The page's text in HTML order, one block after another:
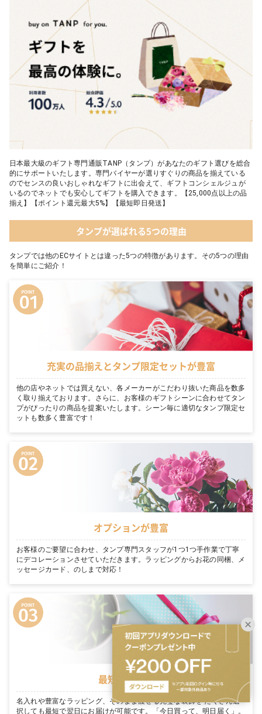
日本最大級のギフト専門通販TANP（タンプ）があなたのギフト選びを総合
的にサポートいたします。専門バイヤーが選りすぐりの商品を揃えている
のでセンスの良いおしゃれなギフトに出会えて、ギフトコンシェルジュが
いるのでネットでも安心してギフトを購入できます。【25,000点以上の品
揃え】【ポイント還元最大5%】【最短即日発送】
タンプが選ばれる5つの理由
タンプでは他のECサイトとは違った5つの特徴があります。その5つの理由
を簡単にご紹介！
充実の品揃えとタンプ限定セットが豊富
他の店やネットでは買えない、各メーカーがこだわり抜いた商品を数多
く取り揃えております。さらに、お客様のギフトシーンに合わせてタン
プがぴったりの商品を提案いたします。シーン毎に適切なタンプ限定セ
ットも数多く豊富です！
オプションが豊富
お客様のご要望に合わせ、タンプ専門スタッフが1つ1つ手作業で丁寧
にデコレーションさせていただきます。ラッピングからお花の同梱、メ
ッセージカード、のしまで対応！
最短翌日お届け
名入れや豊富なラッピング、そのまま渡せる完璧な装飾を たくさん選
択しても最短で翌日にお届けが可能です。「今日買って、明日届く」。